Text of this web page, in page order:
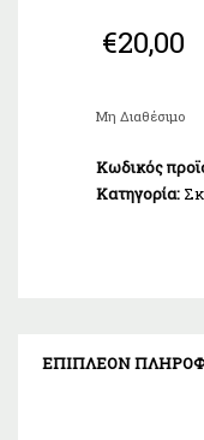
€20,00
Μη Διαθέσιμο
Κωδικός
Κατηγορία:
ΕΠΙΠΛΈΟΝ